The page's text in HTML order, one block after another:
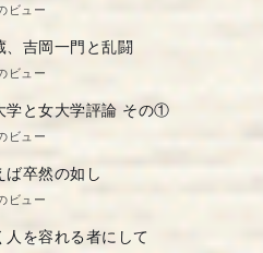
ビュー
、吉岡一門と乱闘
ビュー
学と女大学評論 その①
ビュー
ば卒然の如し
ビュー
人を容れる者にして